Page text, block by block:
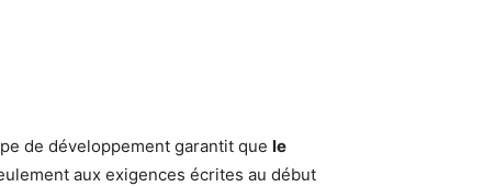
de développement garantit que le
aux exigences écrites au début